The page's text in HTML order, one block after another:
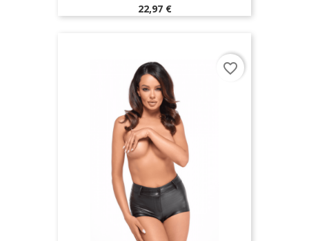
Prix
22,97 €
favorite_border